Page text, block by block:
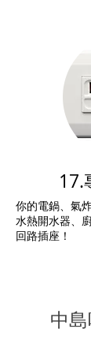
17.
你的電鍋、氣
水熱開水器、
回路插座！
中